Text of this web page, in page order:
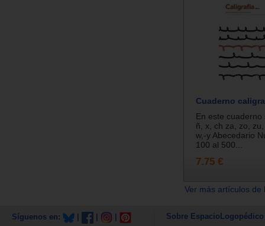
Cuaderno
En este
ñ, x, ch za, zo,
w,-y Abecedario
100 al 500...
7.75 €
Ver más artículos
Síguenos en: Sobre EspacioLogopédico